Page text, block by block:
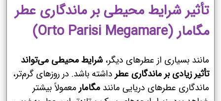
تأثیر شرایط محیطی بر ماندگاری عطر
مگامار (Orto Parisi Megamare)
مانند بسیاری از عطرهای دیگر،شرایط محیطی می‌تواند
تأثیر زیادی بر ماندگاری عطر داشته باشد. در روزهای گرم‌تر،
ماندگاری عطرهای دریایی مانند مگامار معمولاً بیشتر